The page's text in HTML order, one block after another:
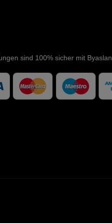
sind 100% sicher mit Byaslan